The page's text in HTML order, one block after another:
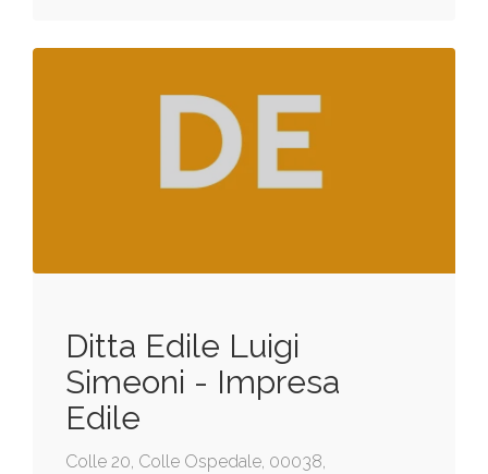
Ditta Edile Luigi
Simeoni - Impresa
Edile
Colle 20, Colle Ospedale, 00038,